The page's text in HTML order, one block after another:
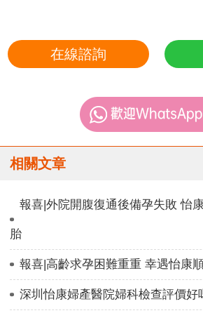
在線諮詢
相關文章
報喜|外院開腹復通後備孕失敗 怡
胎
報喜|高齡求孕困難重重 幸遇怡康
深圳怡康婦產醫院婦科檢查評價好